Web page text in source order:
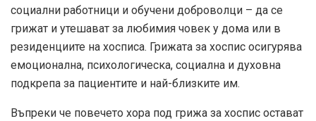
социални работници и обучени доброволци – да се
грижат и утешават за любимия човек у дома или в
резиденциите на хосписа. Грижата за хоспис осигурява
емоционална, психологическа, социална и духовна
подкрепа за пациентите и най-близките им.
Въпреки че повечето хора под грижа за хоспис остават